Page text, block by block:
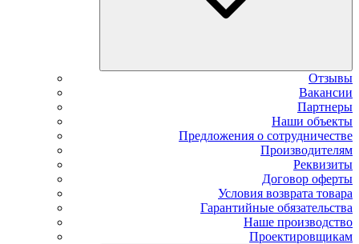
Отзывы
Вакансии
Партнеры
Наши объекты
Предложения о сотрудничестве
Производителям
Реквизиты
Договор оферты
Условия возврата товара
Гарантийные обязательства
Наше производство
Проектировщикам